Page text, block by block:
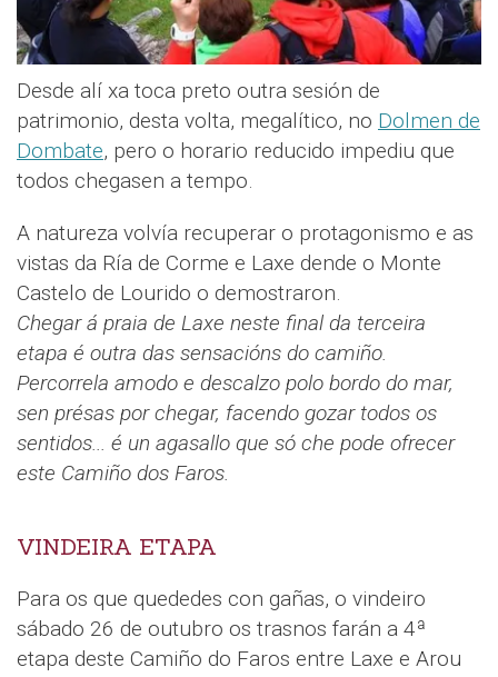
Desde alí xa toca preto outra sesión de
patrimonio, desta volta, megalítico, no Dolmen de
Dombate, pero o horario reducido impediu que
todos chegasen a tempo.
A natureza volvía recuperar o protagonismo e as
vistas da Ría de Corme e Laxe dende o Monte
Castelo de Lourido o demostraron.
Chegar á praia de Laxe neste final da terceira
etapa é outra das sensacións do camiño.
Percorrela amodo e descalzo polo bordo do mar,
sen présas por chegar, facendo gozar todos os
sentidos... é un agasallo que só che pode ofrecer
este Camiño dos Faros.
VINDEIRA ETAPA
Para os que quededes con gañas, o vindeiro
sábado 26 de outubro os trasnos farán a 4ª
etapa deste Camiño do Faros entre Laxe e Arou